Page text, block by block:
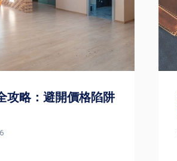
攻略：避開價格陷阱